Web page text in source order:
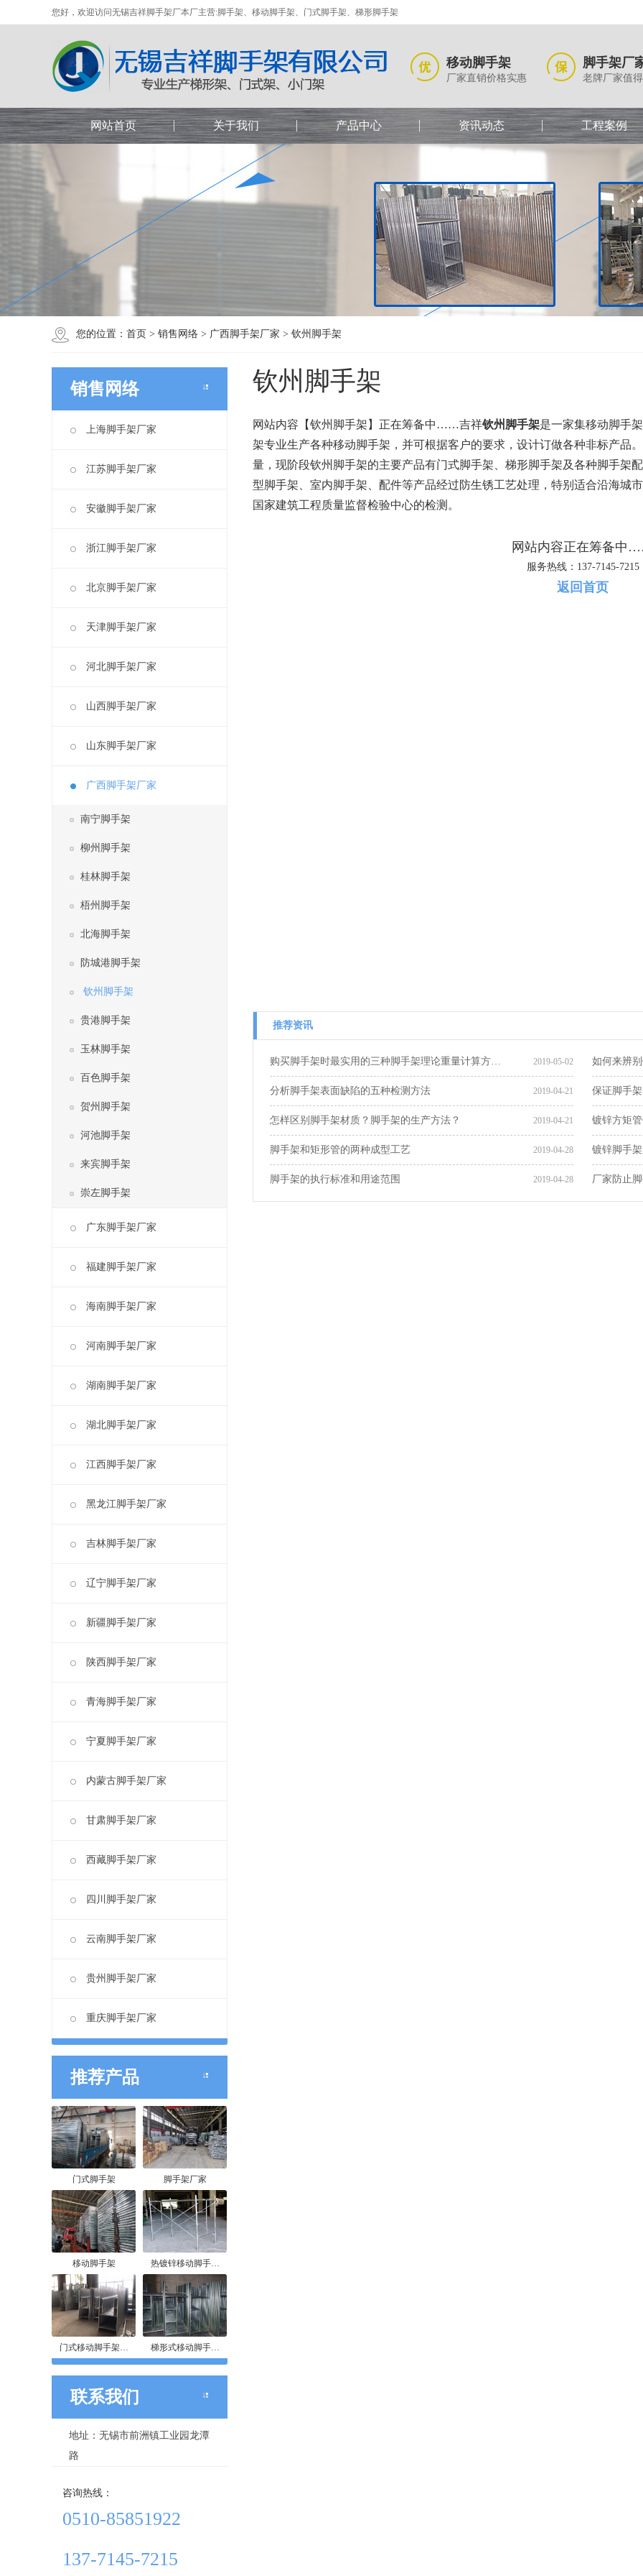
您好，欢迎访问无锡吉祥脚手架厂本厂主营:脚手架、移动脚手架、门式脚手架、梯形脚手架
移动脚手架
厂家直销价格实惠
脚手架厂
老牌厂家值
网站首页 关于我们 产品中心 资讯动态 工程案例
您的位置： 首页 > 销售网络 > 广西脚手架厂家 > 钦州脚手架
销售网络
上海脚手架厂家
江苏脚手架厂家
安徽脚手架厂家
浙江脚手架厂家
北京脚手架厂家
天津脚手架厂家
河北脚手架厂家
山西脚手架厂家
山东脚手架厂家
广西脚手架厂家
南宁脚手架
柳州脚手架
桂林脚手架
梧州脚手架
北海脚手架
防城港脚手架
钦州脚手架
贵港脚手架
玉林脚手架
百色脚手架
贺州脚手架
河池脚手架
来宾脚手架
崇左脚手架
广东脚手架厂家
福建脚手架厂家
海南脚手架厂家
河南脚手架厂家
湖南脚手架厂家
湖北脚手架厂家
江西脚手架厂家
黑龙江脚手架厂家
吉林脚手架厂家
辽宁脚手架厂家
新疆脚手架厂家
陕西脚手架厂家
青海脚手架厂家
宁夏脚手架厂家
内蒙古脚手架厂家
甘肃脚手架厂家
西藏脚手架厂家
四川脚手架厂家
云南脚手架厂家
贵州脚手架厂家
重庆脚手架厂家
推荐产品
门式脚手架 脚手架厂家
移动脚手架 热镀锌移动脚手…
门式移动脚手架… 梯形式移动脚手…
联系我们
地址：无锡市前洲镇工业园龙潭
路
咨询热线：
0510-85851922
137-7145-7215
钦州脚手架
网站内容【钦州脚手架】正在筹备中……吉祥钦州脚手架是一家集移动脚手
架专业生产各种移动脚手架，并可根据客户的要求，设计订做各种非标产品
量，现阶段钦州脚手架的主要产品有门式脚手架、梯形脚手架及各种脚手架
型脚手架、室内脚手架、配件等产品经过防生锈工艺处理，特别适合沿海城市
国家建筑工程质量监督检验中心的检测。
网站内容正在筹备中
服务热线：137-7145-7215
返回首页
推荐资讯
2019-05-02
购买脚手架时最实用的三种脚手架理论重量计算方… 如何来辨
2019-04-21
分析脚手架表面缺陷的五种检测方法 保证脚手
2019-04-21
怎样区别脚手架材质？脚手架的生产方法？ 镀锌方矩
2019-04-28
脚手架和矩形管的两种成型工艺 镀锌脚手
2019-04-28
脚手架的执行标准和用途范围 厂家防止